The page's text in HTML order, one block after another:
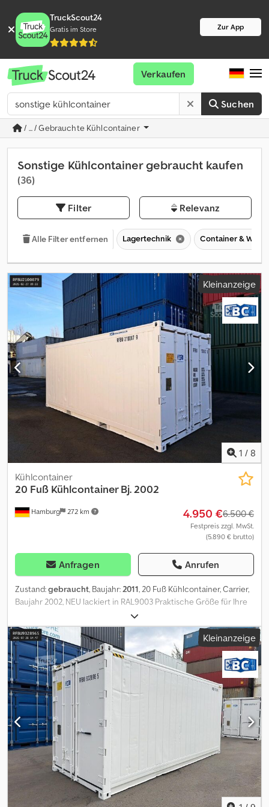
TruckScout24
Gratis im Store Zur App
Suchen
Verkaufen
/ ... / Gebrauchte Kühlcontainer
Sonstige Kühlcontainer gebraucht kaufen
(36)
Filter Relevanz
Alle Filter entfernen Lagertechnik Container &
Kleinanzeige
1 / 8
Hamburg 272 km
Kühlcontainer
20 Fuß Kühlcontainer Bj. 2002
4.950 €6.500 €
Festpreis zzgl. MwSt.
(5.890 € brutto)
Anfragen Anrufen
Zustand:gebraucht, Baujahr:2011, 20 Fuß Kühlcontainer, Carrier,
Baujahr 2002, NEU lackiert in RAL9003 Praktische Größe für Ihre
Wareneinlagerung, für begrenzte Stellflächen. Geeignet für In-
als auch Outdoor-Betrieb. Wir können jede beliebige Größe auf
Bestellung fertigen. Gerne anfragen! Die gezeigten Bilder dienen
nur als Beispiel, das tatsächliche Produkt kann abweichen.
VERMIETUNG auch möglich: ab 10,00 Euro / Tag TECHNISCHE
ANGABEN: Fußbodenart: T-Fußboden Stromaufnahme: 380/440 V,
32A, 50Hz / 60Hz mit 5 polig-CEE Stecker für Landbetrieb
Innenraum: aus Edelstahl/Aluminium, lebensmittelgeeignet
Durchschnittlicher Stromverbrauch: 3-8 kWh Einstellbarer
Temperaturbereich: -25 ... +25 °C ( ideal für Wärmen und Kühlen)
Kältemittel: R134A / R449A ABMESSUNGEN: Außenmaße in mm:
6.058 x 2.438 x 2.591 (L x B x H) Innenmaße in mm: 5.456 x 2.294 x
2.260 (L x B x H) ZUSATZOPTIONEN: Credpfx Agsum Swre Aof LED
Lichtinstallation (komplett Set) PVC Vorhang, verschiebbar PVC
Vorhang, nicht verschiebbar Kürzung auf Wunschlänge
Installation eines Alu-Flachbodens Einbau einer seitlichen TK-
Kleinanzeige